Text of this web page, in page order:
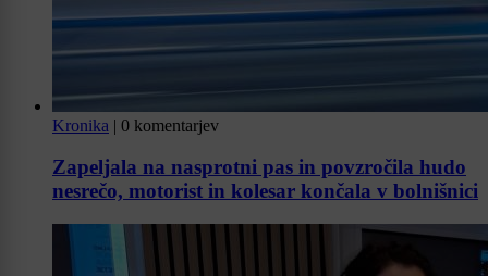
Kronika | 0 komentarjev
Zapeljala na nasprotni pas in povzročila hudo
nesrečo, motorist in kolesar končala v bolnišnici